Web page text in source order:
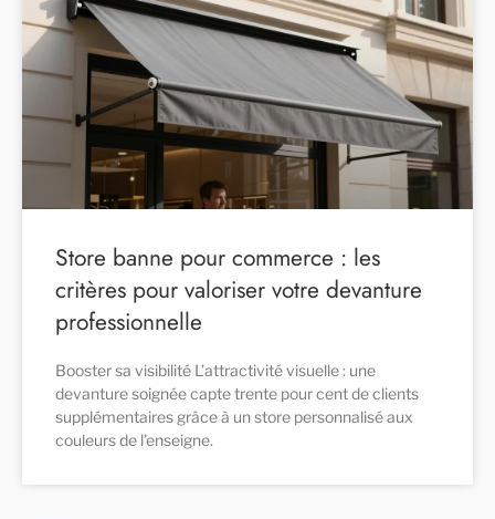
Store banne pour commerce : les
critères pour valoriser votre devanture
professionnelle
Booster sa visibilité L’attractivité visuelle : une
devanture soignée capte trente pour cent de clients
supplémentaires grâce à un store personnalisé aux
couleurs de l’enseigne.